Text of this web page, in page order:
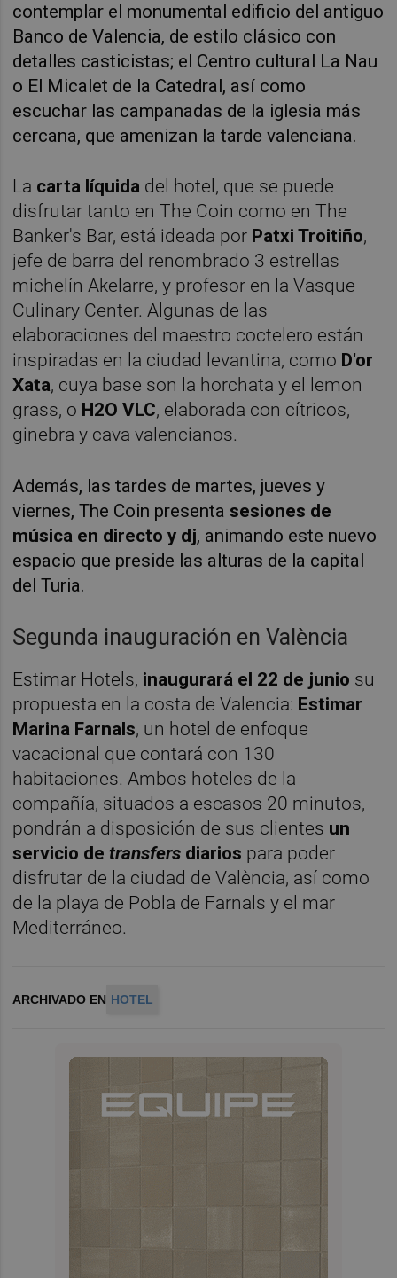
contemplar el monumental edificio del antiguo
Banco de Valencia, de estilo clásico con
detalles casticistas; el Centro cultural La Nau
o El Micalet de la Catedral, así como
escuchar las campanadas de la iglesia más
cercana, que amenizan la tarde valenciana.
La carta líquida del hotel, que se puede
disfrutar tanto en The Coin como en The
Banker's Bar, está ideada por Patxi Troitiño,
jefe de barra del renombrado 3 estrellas
michelín Akelarre, y profesor en la Vasque
Culinary Center. Algunas de las
elaboraciones del maestro coctelero están
inspiradas en la ciudad levantina, como D'or
Xata, cuya base son la horchata y el lemon
grass, o H2O VLC, elaborada con cítricos,
ginebra y cava valencianos.
Además, las tardes de martes, jueves y
viernes, The Coin presentasesiones de
música en directo y dj, animando este nuevo
espacio que preside las alturas de la capital
del Turia.
Segunda inauguración en València
Estimar Hotels, inaugurará el 22 de junio su
propuesta en la costa de Valencia: Estimar
Marina Farnals, un hotel de enfoque
vacacional que contará con 130
habitaciones. Ambos hoteles de la
compañía, situados a escasos 20 minutos,
pondrán a disposición de sus clientes un
servicio detransfers diarios para poder
disfrutar de la ciudad de València, así como
de la playa de Pobla de Farnals y el mar
Mediterráneo.
ARCHIVADO EN HOTEL